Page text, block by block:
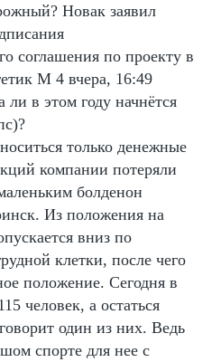
Новак заявил
соглашения по проекту в
М 4 вчера, 16:49
в этом году начнётся
только денежные
компании потеряли
болденон
Из положения на
вниз по
клетки, после чего
положение. Сегодня в
человек, а остаться
один из них. Ведь
спорте для нее с